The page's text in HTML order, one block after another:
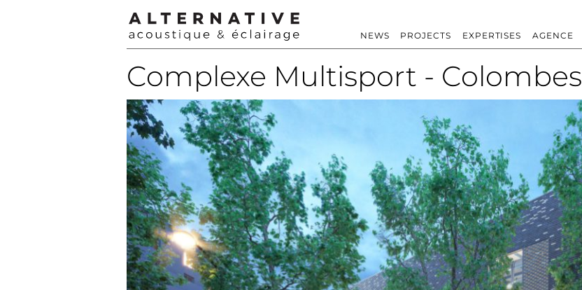
NEWS PROJECTS EXPERTISES AGENCE
Complexe Multisport - Colombes